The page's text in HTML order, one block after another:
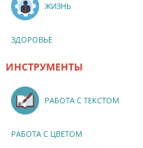
ЖИЗНЬ
ЗДОРОВЬЕ
ИНСТРУМЕНТЫ
РАБОТА С ТЕКСТОМ
РАБОТА С ЦВЕТОМ